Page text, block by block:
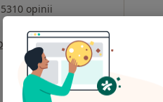
5310 opinii
250 zł